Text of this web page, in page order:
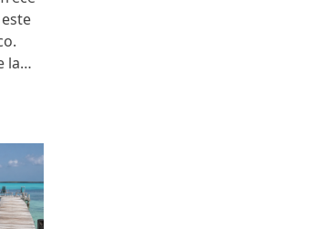
la…